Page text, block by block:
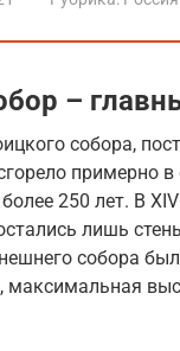
–
собора,
примерно в
250 лет. В
лишь
собора
максимальная